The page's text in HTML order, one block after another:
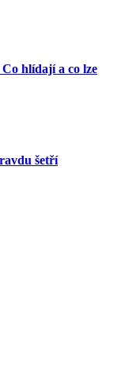
hlídají a co lze
šetří